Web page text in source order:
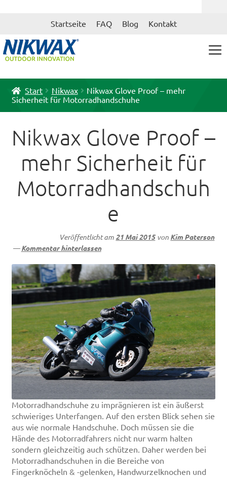
Navigation
Zum
Startseite FAQ Blog Kontakt
Start Nikwax
Nikwax Glove Proof – mehr
Sicherheit für Motorradhandschuhe
Veröffentlicht am 21 Mai 2015 von Kim Paterson
—Kommentar hinterlassen
Nikwax Glove Proof –
mehr Sicherheit für
Motorradhandschuh
e
Motorradhandschuhe zu imprägnieren ist ein äußerst
schwieriges Unterfangen. Auf den ersten Blick sehen sie
aus wie normale Handschuhe. Doch müssen sie die
Hände des Motorradfahrers nicht nur warm halten
sondern gleichzeitig auch schützen. Daher werden bei
Motorradhandschuhen in die Bereiche von
Fingerknöcheln & -gelenken, Handwurzelknochen und